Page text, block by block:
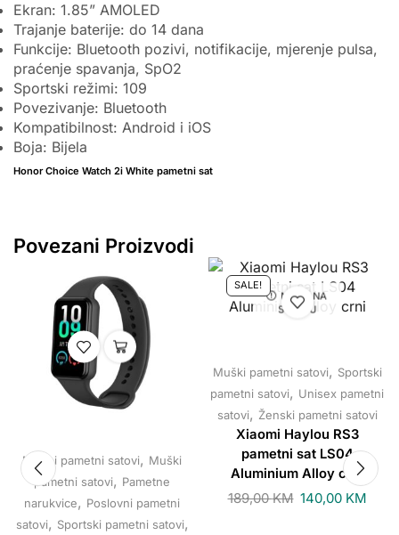
Ekran: 1.85” AMOLED
Trajanje baterije: do 14 dana
Funkcije: Bluetooth pozivi, notifikacije, mjerenje pulsa,
praćenje spavanja, SpO2
Sportski režimi: 109
Povezivanje: Bluetooth
Kompatibilnost: Android i iOS
Boja: Bijela
Honor Choice Watch 2i White pametni sat
Povezani Proizvodi
Modni pametni satovi, Muški
pametni satovi, Pametne
narukvice, Poslovni pametni
satovi, Sportski pametni satovi,
SALE!
NEMA NA
STANJU
Muški pametni satovi, Sportski
pametni satovi, Unisex pametni
satovi, Ženski pametni satovi
Xiaomi Haylou RS3
pametni sat LS04
Aluminium Alloy crni
189,00KM 140,00 KM